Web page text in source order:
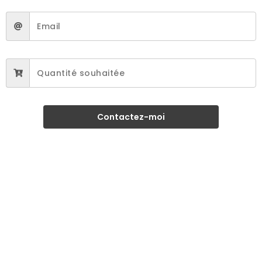
Contactez-moi